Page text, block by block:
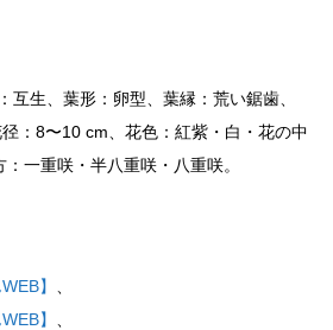
互生、葉形：卵型、葉縁：荒い鋸歯、
：8〜10 cm、花色：紅紫・白・花の中
一重咲・半八重咲・八重咲。
】
】